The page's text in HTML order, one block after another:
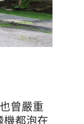
曾嚴重
機都泡在